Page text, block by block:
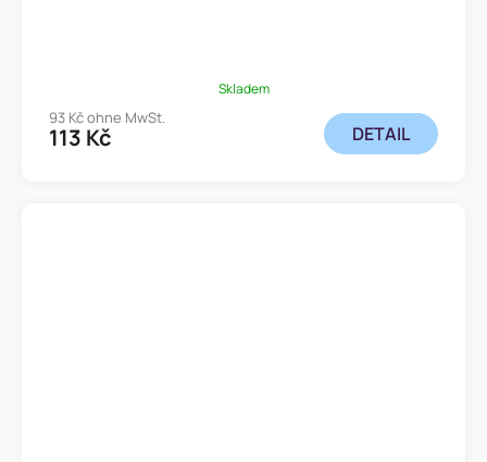
Skladem
93 Kč ohne MwSt.
113 Kč DETAIL